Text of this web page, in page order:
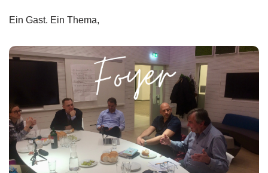
Ein Gast. Ein Thema,